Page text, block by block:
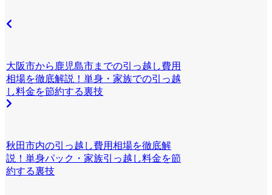
大阪市から鹿児島市までの引っ越し費用
相場を徹底解説！単身・家族での引っ越
し料金を節約する裏技
秋田市内の引っ越し費用相場を徹底解
説！単身パック・家族引っ越し料金を節
約する裏技